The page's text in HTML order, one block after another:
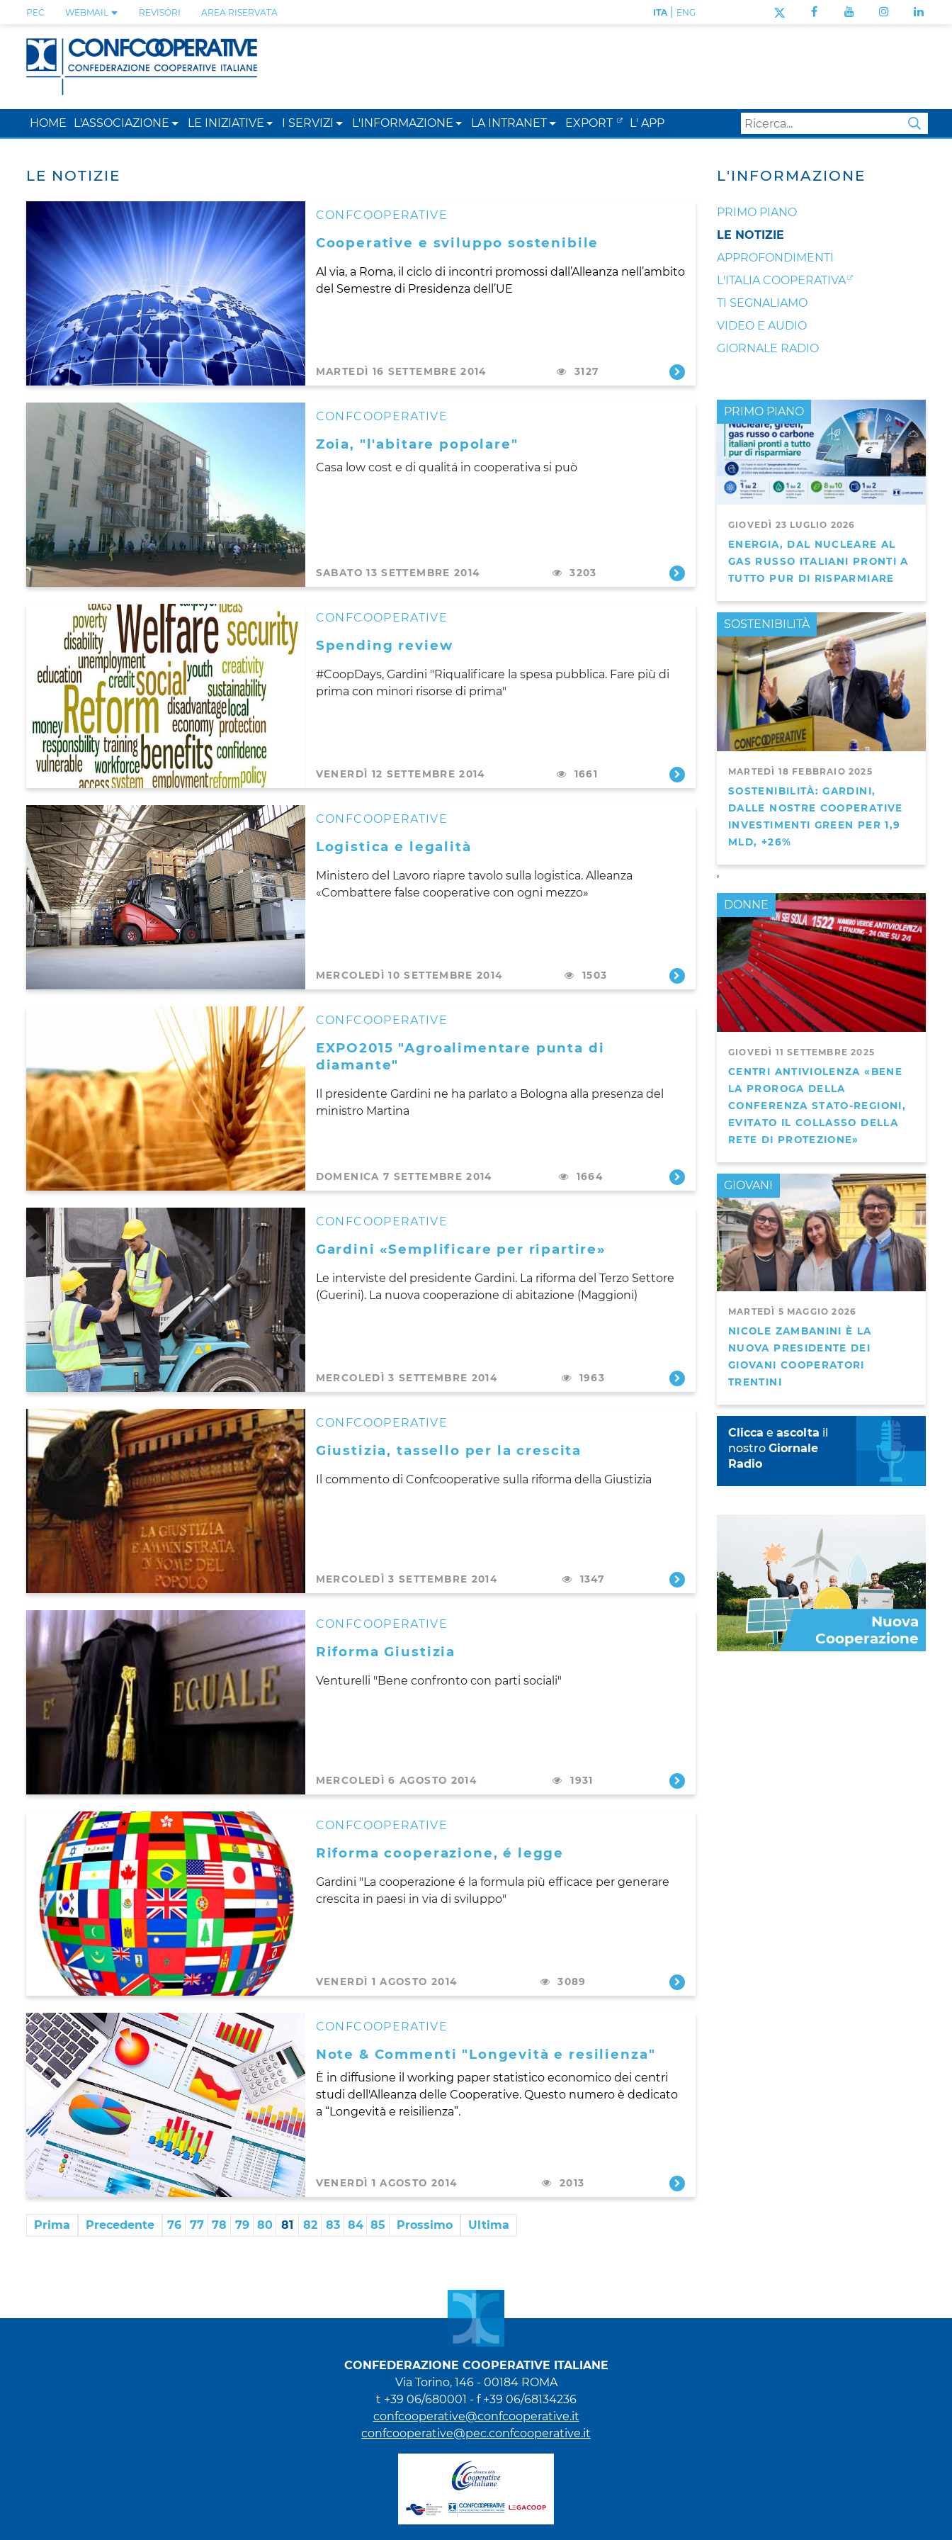
PEC WEBMAIL REVISORI AREA RISERVATA ITA| ENG
HOME L'ASSOCIAZIONE LE INIZIATIVE I SERVIZI L'INFORMAZIONE LA INTRANET EXPORT L' APP
LE NOTIZIE
CONFCOOPERATIVE
Cooperative e sviluppo sostenibile
Al via, a Roma, il ciclo di incontri promossi dall’Alleanza nell’ambito
del Semestre di Presidenza dell’UE
MARTEDÌ 16 SETTEMBRE 2014 3127
CONFCOOPERATIVE
Zoia, "l'abitare popolare"
Casa low cost e di qualitá in cooperativa si può
SABATO 13 SETTEMBRE 2014 3203
CONFCOOPERATIVE
Spending review
#CoopDays, Gardini "Riqualificare la spesa pubblica. Fare più di
prima con minori risorse di prima"
VENERDÌ 12 SETTEMBRE 2014 1661
CONFCOOPERATIVE
Logistica e legalità
Ministero del Lavoro riapre tavolo sulla logistica. Alleanza
«Combattere false cooperative con ogni mezzo»
MERCOLEDÌ 10 SETTEMBRE 2014 1503
CONFCOOPERATIVE
EXPO2015 "Agroalimentare punta di
diamante"
Il presidente Gardini ne ha parlato a Bologna alla presenza del
ministro Martina
DOMENICA 7 SETTEMBRE 2014 1664
CONFCOOPERATIVE
Gardini «Semplificare per ripartire»
Le interviste del presidente Gardini. La riforma del Terzo Settore
(Guerini). La nuova cooperazione di abitazione (Maggioni)
MERCOLEDÌ 3 SETTEMBRE 2014 1963
CONFCOOPERATIVE
Giustizia, tassello per la crescita
Il commento di Confcooperative sulla riforma della Giustizia
MERCOLEDÌ 3 SETTEMBRE 2014 1347
CONFCOOPERATIVE
Riforma Giustizia
Venturelli "Bene confronto con parti sociali"
MERCOLEDÌ 6 AGOSTO 2014 1931
CONFCOOPERATIVE
Riforma cooperazione, é legge
Gardini "La cooperazione é la formula più efficace per generare
crescita in paesi in via di sviluppo"
VENERDÌ 1 AGOSTO 2014 3089
CONFCOOPERATIVE
Note & Commenti "Longevità e resilienza"
È in diffusione il working paper statistico economico dei centri
studi dell'Alleanza delle Cooperative. Questo numero è dedicato
a “Longevità e reisilienza”.
VENERDÌ 1 AGOSTO 2014 2013
Prima Precedente 76 77 78 79 80 81 82 83 84 85 Prossimo Ultima
L'INFORMAZIONE
PRIMO PIANO
LE NOTIZIE
APPROFONDIMENTI
L'ITALIA COOPERATIVA
TI SEGNALIAMO
VIDEO E AUDIO
GIORNALE RADIO
GIOVEDÌ 23 LUGLIO 2026
ENERGIA, DAL NUCLEARE AL
GAS RUSSO ITALIANI PRONTI A
TUTTO PUR DI RISPARMIARE
PRIMO PIANO
MARTEDÌ 18 FEBBRAIO 2025
SOSTENIBILITÀ: GARDINI,
DALLE NOSTRE COOPERATIVE
INVESTIMENTI GREEN PER 1,9
MLD, +26%
PRIMO PIANO
,
SOSTENIBILITÀ
GIOVEDÌ 11 SETTEMBRE 2025
CENTRI ANTIVIOLENZA «BENE
LA PROROGA DELLA
CONFERENZA STATO-REGIONI,
EVITATO IL COLLASSO DELLA
RETE DI PROTEZIONE»
DONNE
MARTEDÌ 5 MAGGIO 2026
NICOLE ZAMBANINI È LA
NUOVA PRESIDENTE DEI
GIOVANI COOPERATORI
TRENTINI
GIOVANI
Clicca e ascolta il
nostro Giornale
Radio
Nuova
Cooperazione
CONFEDERAZIONE COOPERATIVE ITALIANE
Via Torino, 146 - 00184 ROMA
t +39 06/680001 - f +39 06/68134236
confcooperative@confcooperative.it
confcooperative@pec.confcooperative.it